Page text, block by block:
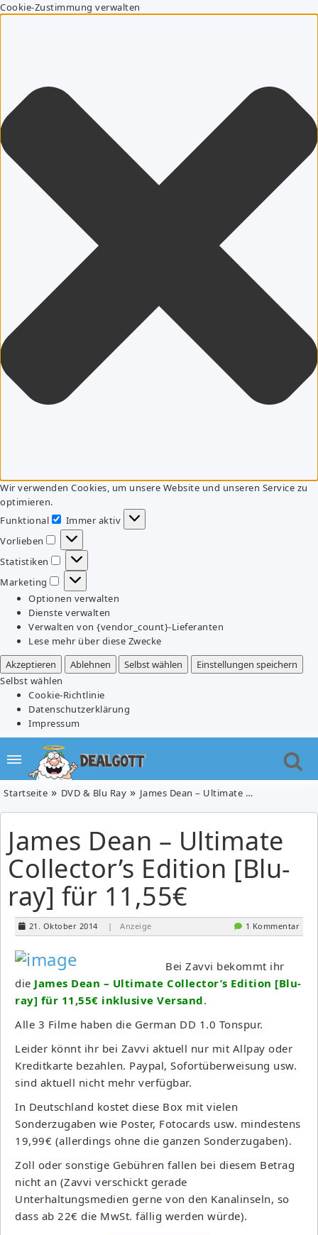
Cookie-Zustimmung verwalten
Wir verwenden Cookies, um unsere Website und unseren Service zu
optimieren.
Funktional
Funktional
Immer aktiv
Vorlieben
Vorlieben
Statistiken
Statistiken
Marketing
Marketing
Optionen verwalten
Dienste verwalten
Verwalten von {vendor_count}-Lieferanten
Lese mehr über diese Zwecke
Akzeptieren
Ablehnen Selbst wählen
Einstellungen speichern
Selbst wählen
Cookie-Richtlinie
Datenschutzerklärung
Impressum
Startseite DVD & Blu Ray James Dean – Ultimate Collector’s Edition [Blu-ray] für 11,55€
James Dean – Ultimate
Collector’s Edition [Blu-
ray] für 11,55€
21. Oktober 2014 | Anzeige 1 Kommentar
Bei Zavvi bekommt ihr
die James Dean – Ultimate Collector’s Edition [Blu-
ray] für 11,55€ inklusive Versand.
Alle 3 Filme haben die German DD 1.0 Tonspur.
Leider könnt ihr bei Zavvi aktuell nur mit Allpay oder
Kreditkarte bezahlen. Paypal, Sofortüberweisung usw.
sind aktuell nicht mehr verfügbar.
In Deutschland kostet diese Box mit vielen
Sonderzugaben wie Poster, Fotocards usw. mindestens
19,99€ (allerdings ohne die ganzen Sonderzugaben).
Zoll oder sonstige Gebühren fallen bei diesem Betrag
nicht an (Zavvi verschickt gerade
Unterhaltungsmedien gerne von den Kanalinseln, so
dass ab 22€ die MwSt. fällig werden würde).